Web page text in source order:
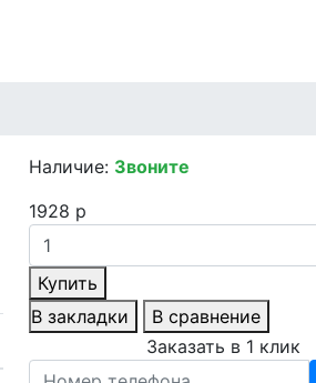
Наличие: Звоните
1928 р
Купить
В закладки
В сравнение
Заказать в 1 клик